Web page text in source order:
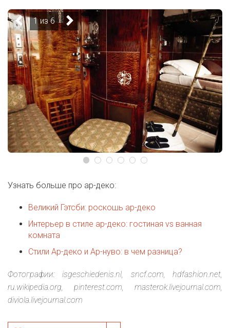
1 из 6
Узнать больше про ар-деко:
Великий Гэтсби: роскошь ар-деко
Интерьер в стиле ар-деко: гостиная vs ванная
комната
Стили Ар-деко и Ар-нуво: в чем разница?
Фотографии: isgeschiedenis.nl, sncf.com, hdfashion.net,
ru.wikipedia.org, pinterest.com, masterok.livejournal.com,
diviola.livejournal.com